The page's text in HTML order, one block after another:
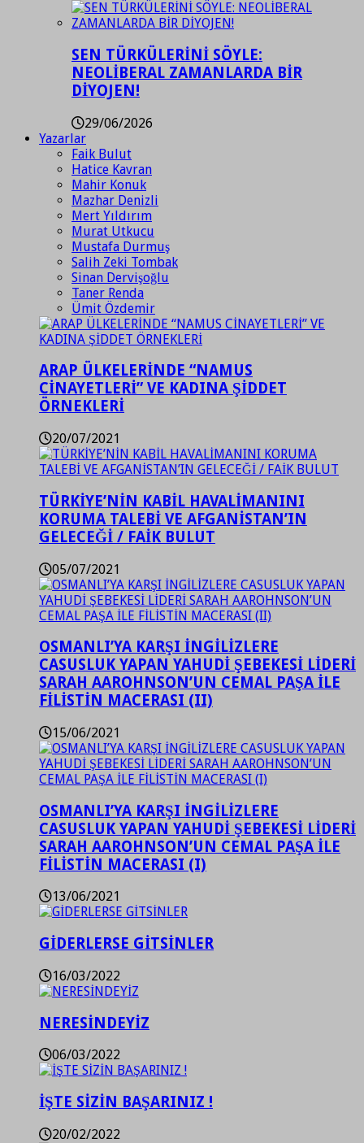
SEN TÜRKÜLERİNİ SÖYLE:
NEOLİBERAL ZAMANLARDA BİR
DİYOJEN!
29/06/2026
Yazarlar
Faik Bulut
Hatice Kavran
Mahir Konuk
Mazhar Denizli
Mert Yıldırım
Murat Utkucu
Mustafa Durmuş
Salih Zeki Tombak
Sinan Dervişoğlu
Taner Renda
Ümit Özdemir
ARAP ÜLKELERİNDE “NAMUS
CİNAYETLERİ” VE KADINA ŞİDDET
ÖRNEKLERİ
20/07/2021
TÜRKİYE’NİN KABİL HAVALİMANINI
KORUMA TALEBİ VE AFGANİSTAN’IN
GELECEĞİ / FAİK BULUT
05/07/2021
OSMANLI’YA KARŞI İNGİLİZLERE
CASUSLUK YAPAN YAHUDİ ŞEBEKESİ LİDERİ
SARAH AAROHNSON’UN CEMAL PAŞA İLE
FİLİSTİN MACERASI (II)
15/06/2021
OSMANLI’YA KARŞI İNGİLİZLERE
CASUSLUK YAPAN YAHUDİ ŞEBEKESİ LİDERİ
SARAH AAROHNSON’UN CEMAL PAŞA İLE
FİLİSTİN MACERASI (I)
13/06/2021
GİDERLERSE GİTSİNLER
16/03/2022
NERESİNDEYİZ
06/03/2022
İŞTE SİZİN BAŞARINIZ !
20/02/2022